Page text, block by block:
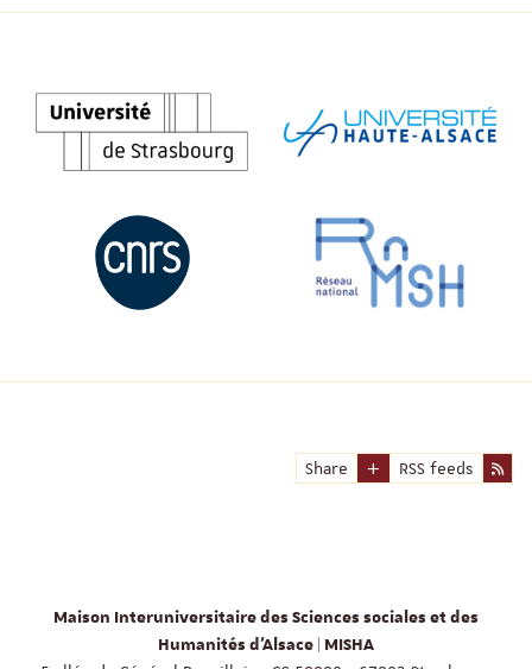
Share RSS feeds
Maison Interuniversitaire des Sciences sociales et des
Humanités d'Alsace | MISHA